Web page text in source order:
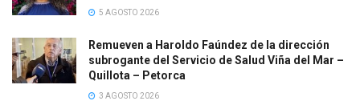
5 AGOSTO 2026
Remueven a Haroldo Faúndez de la dirección
subrogante del Servicio de Salud Viña del Mar –
Quillota – Petorca
3 AGOSTO 2026